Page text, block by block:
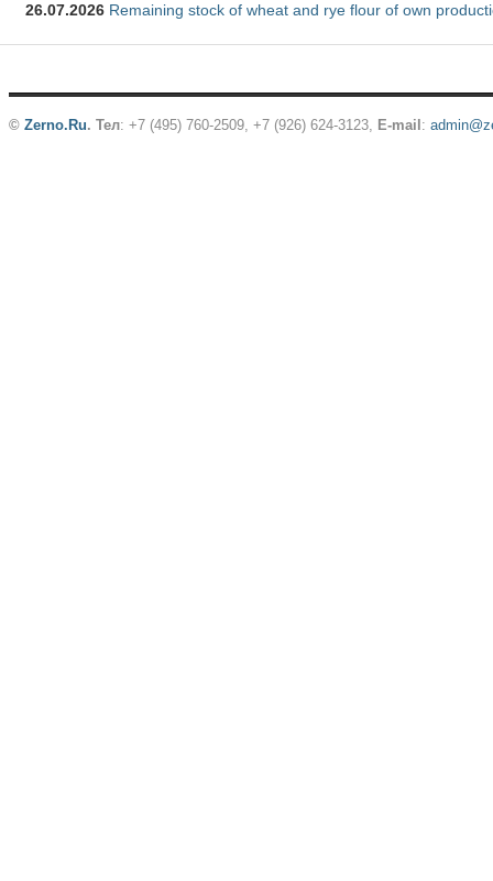
26.07.2026 Remaining stock of wheat and rye flour of own
© Zerno.Ru. Тел: +7 (495) 760-2509, +7 (926) 624-3123, E-mail :